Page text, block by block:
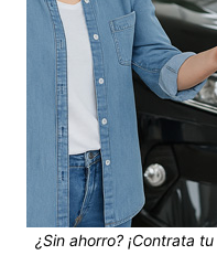
¿Sin ahorro? ¡Contrata tu